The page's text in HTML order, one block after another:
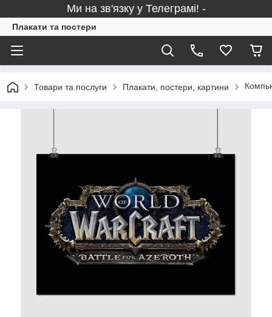
Ми на зв'язку у Телеграмі! -
Плакати та постери
Товари та послуги Плакати, постери, картини